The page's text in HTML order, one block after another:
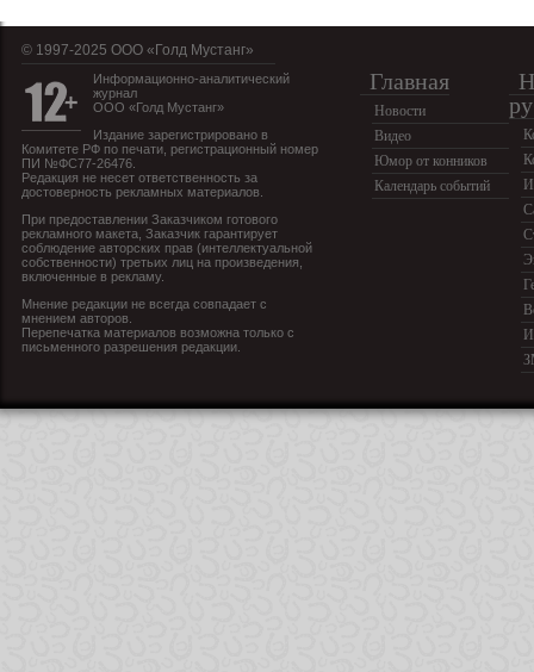
© 1997-2025 OOO «Голд Мустанг»
Информационно-аналитический
журнал
ООО «Голд Мустанг»
Издание зарегистрировано в
Комитете РФ по печати, регистрационный номер
ПИ №ФС77-26476.
Редакция не несет ответственность за
достоверность рекламных материалов.
При предоставлении Заказчиком готового
рекламного макета, Заказчик гарантирует
соблюдение авторских прав (интеллектуальной
собственности) третьих лиц на произведения,
включенные в рекламу.
Мнение редакции не всегда совпадает с
мнением авторов.
Перепечатка материалов возможна только с
письменного разрешения редакции.
Главная
Новости
Видео
Юмор от конников
Календарь событий